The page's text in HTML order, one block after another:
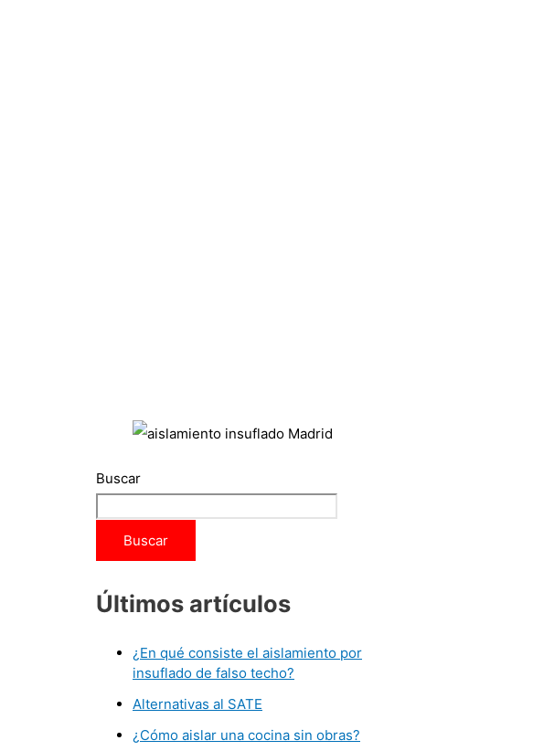
Buscar
Buscar
Últimos artículos
¿En qué consiste el aislamiento por
insuflado de falso techo?
Alternativas al SATE
¿Cómo aislar una cocina sin obras?